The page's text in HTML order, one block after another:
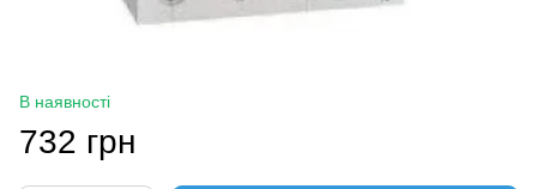
В наявності
732 грн